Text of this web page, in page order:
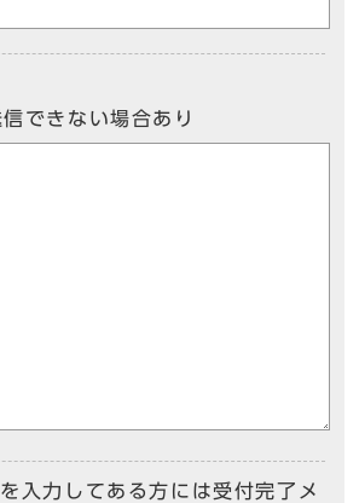
できない場合あり
入力してある方には受付完了メ